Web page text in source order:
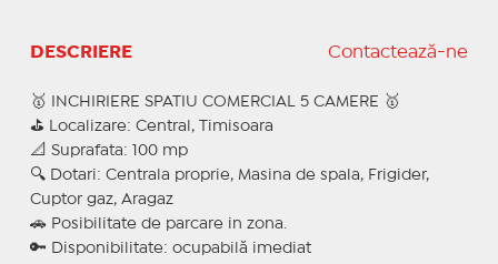
DESCRIERE Contactează-ne
🥇 INCHIRIERE SPATIU COMERCIAL 5 CAMERE 🥇
⛳ Localizare: Central, Timisoara
📐 Suprafata: 100 mp
🔍 Dotari: Centrala proprie, Masina de spala, Frigider,
Cuptor gaz, Aragaz
🚗 Posibilitate de parcare in zona.
🔑 Disponibilitate: ocupabilă imediat